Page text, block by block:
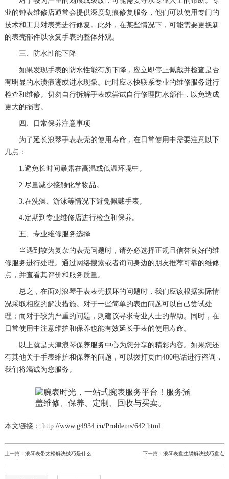
业的钟表维修店通常会提供深度划痕修复服务，他们可以使用专门的
技术和工具对表壳进行修复。此外，在某些情况下，可能需要更换新
的表壳部件以恢复手表的整体外观。
三、防水性能下降
如果发现手表的防水性能有所下降，应立即停止佩戴并检查是否
有明显的水渍痕迹或进水现象。此时应尽快联系专业的维修服务进行
检查和维修。切勿自行拆解手表或尝试自行修理防水部件，以免造成
更大的损害。
四、日常保养注意事项
为了延长浪琴手表表壳的使用寿命，在日常使用中需要注意以下
几点：
1.避免长时间暴露在高温或低温环境中。
2.尽量减少接触化学物品。
3.在洗澡、游泳等情况下避免佩戴手表。
4.定期到专业维修店进行检查和保养。
五、专业维修服务选择
当遇到较为复杂的表壳问题时，请务必选择正规且信誉良好的维
修服务进行处理。通过网络搜索或者询问身边的朋友推荐可靠的维修
点，并查看其评价和服务质量。
总之，在面对浪琴手表表壳损坏的问题时，我们应该根据实际情
况采取相应的解决措施。对于一些简单的表面问题可以自己尝试处
理；而对于较为严重的问题，则建议寻求专业人士的帮助。同时，在
日常使用中注意维护和保养也能有效延长手表的使用寿命。
以上就是天津浪琴保养服务中心为您分享的精彩内容。如果您还
有其他关于手表维护和保养的问题，可以拨打页面400电话进行咨询，
我们将竭诚为您服务。
本文链接： http://www.g4934.cn/Problems/642.html
上一篇： 浪琴表带太松解决技巧是什么 下一篇：浪琴表盘生锈解决技巧盘点